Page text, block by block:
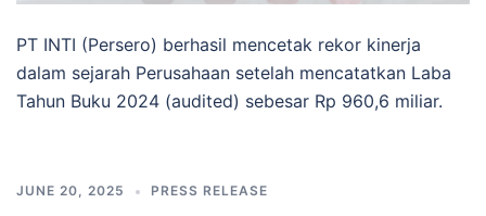
PT INTI (Persero) berhasil mencetak rekor kinerja
dalam sejarah Perusahaan setelah mencatatkan Laba
Tahun Buku 2024 (audited) sebesar Rp 960,6 miliar.
JUNE 20, 2025 PRESS RELEASE